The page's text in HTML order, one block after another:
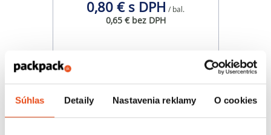
Súhlas Detaily Nastavenia reklamy O cookies
0,80 € s DPH / bal.
0,65 € bez DPH